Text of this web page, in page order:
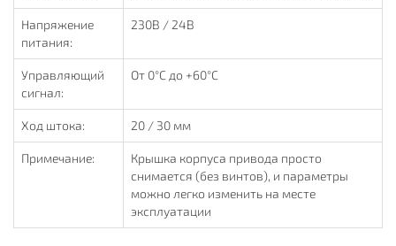
Напряжение
питания:
230В / 24В
Управляющий
сигнал:
От 0°C до +60°C
Ход штока: 20 / 30 мм
Примечание:
Крышка корпуса привода просто
снимается (без винтов), и параметры
можно легко изменить на месте
эксплуатации